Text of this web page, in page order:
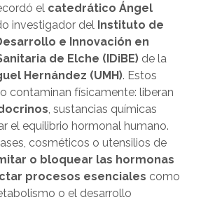
el catedrático Ángel
investigador del Instituto de
e Innovación en
de Elche (IDiBE) de la
Hernández (UMH). Estos
contaminan físicamente: liberan
, sustancias químicas
el equilibrio hormonal humano.
cosméticos o utensilios de
o bloquear las hormonas
procesos esenciales como
o el desarrollo